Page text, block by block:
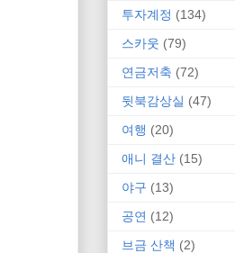
투자계정 (134)
스카웃 (79)
연금저축 (72)
뒷북감상실 (47)
여행 (20)
애니 결산 (15)
야구 (13)
공연 (12)
브금 산책 (2)